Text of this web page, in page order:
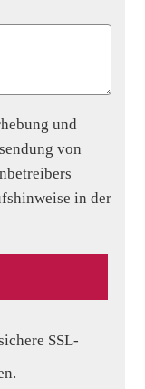
und
von
in der
SSL-